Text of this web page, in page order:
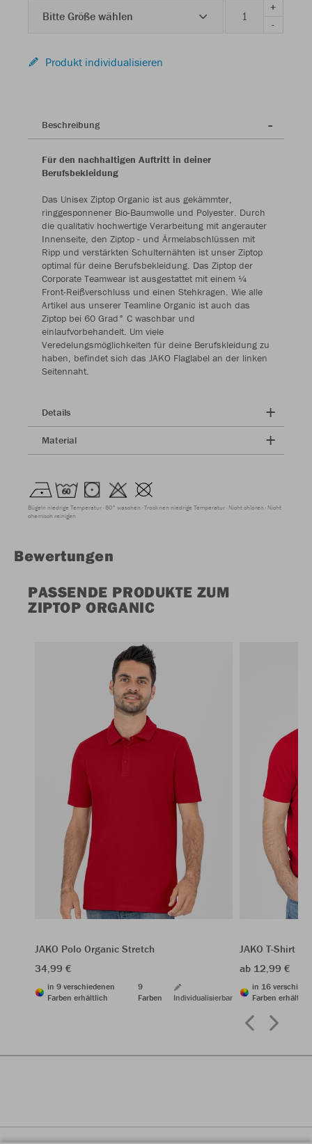
Bitte Größe wählen
+
-
Produkt individualisieren
Beschreibung
Für den nachhaltigen Auftritt in deiner
Berufsbekleidung
Das Unisex Ziptop Organic ist aus gekämmter,
ringgesponnener Bio-Baumwolle und Polyester. Durch
die qualitativ hochwertige Verarbeitung mit angerauter
Innenseite, den Ziptop - und Ärmelabschlüssen mit
Ripp und verstärkten Schulternähten ist unser Ziptop
optimal für deine Berufsbekleidung. Das Ziptop der
Corporate Teamwear ist ausgestattet mit einem ¼
Front-Reißverschluss und einen Stehkragen. Wie alle
Artikel aus unserer Teamline Organic ist auch das
Ziptop bei 60 Grad° C waschbar und
einlaufvorbehandelt. Um viele
Veredelungsmöglichkeiten für deine Berufskleidung zu
haben, befindet sich das JAKO Flaglabel an der linken
Seitennaht.
Details
Material
Bügeln niedrige Temperatur 60° waschen Trocknen niedrige Temperatur Nicht chloren Nicht
chemisch reinigen
Bewertungen
PASSENDE PRODUKTE ZUM
ZIPTOP ORGANIC
JAKO Polo Organic Stretch
34,99 €
in 9 verschiedenen
Farben erhältlich
9
Farben
Individualisierbar
JAKO T-Shirt
ab 12,99 €
in 16
Farben